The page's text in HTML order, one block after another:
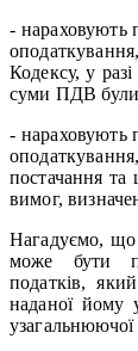
- нараховують
Кодексу, у
суми ПДВ були
- нараховують
постачання та
вимог,
Нагадуємо, що
може бути
податків,
наданої йому
узагальнюючої